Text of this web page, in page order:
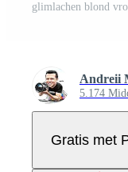
Andreii
5.174
Gratis met